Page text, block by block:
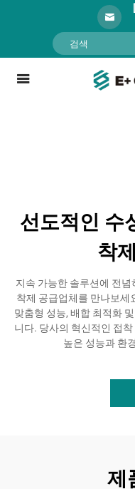
선도적인 수
착
지속 가능한 솔루션에 전
착제 공급업체를 만나보세
맞춤형 성능, 배합 최적화
니다. 당사의 혁신적인 접
높은 성능과 환
제